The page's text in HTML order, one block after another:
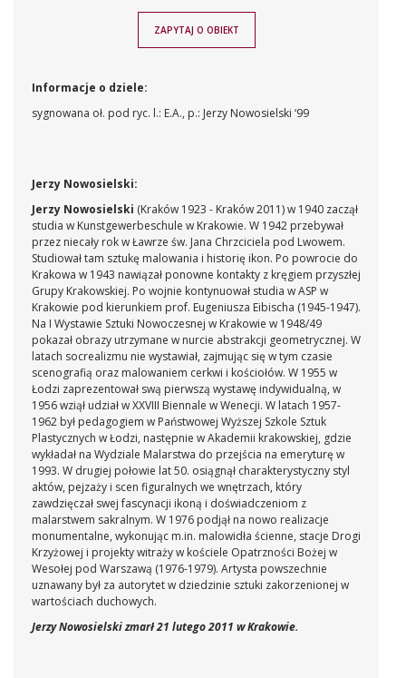
ZAPYTAJ O OBIEKT
Informacje o dziele:
sygnowana oł. pod ryc. l.: E.A., p.: Jerzy Nowosielski ‘99
Jerzy Nowosielski:
Jerzy Nowosielski (Kraków 1923 - Kraków 2011) w 1940 zaczął
studia w Kunstgewerbeschule w Krakowie. W 1942 przebywał
przez niecały rok w Ławrze św. Jana Chrzciciela pod Lwowem.
Studiował tam sztukę malowania i historię ikon. Po powrocie do
Krakowa w 1943 nawiązał ponowne kontakty z kręgiem przyszłej
Grupy Krakowskiej. Po wojnie kontynuował studia w ASP w
Krakowie pod kierunkiem prof. Eugeniusza Eibischa (1945-1947).
Na I Wystawie Sztuki Nowoczesnej w Krakowie w 1948/49
pokazał obrazy utrzymane w nurcie abstrakcji geometrycznej. W
latach socrealizmu nie wystawiał, zajmując się w tym czasie
scenografią oraz malowaniem cerkwi i kościołów. W 1955 w
Łodzi zaprezentował swą pierwszą wystawę indywidualną, w
1956 wziął udział w XXVIII Biennale w Wenecji. W latach 1957-
1962 był pedagogiem w Państwowej Wyższej Szkole Sztuk
Plastycznych w Łodzi, następnie w Akademii krakowskiej, gdzie
wykładał na Wydziale Malarstwa do przejścia na emeryturę w
1993. W drugiej połowie lat 50. osiągnął charakterystyczny styl
aktów, pejzaży i scen figuralnych we wnętrzach, który
zawdzięczał swej fascynacji ikoną i doświadczeniom z
malarstwem sakralnym. W 1976 podjął na nowo realizacje
monumentalne, wykonując m.in. malowidła ścienne, stacje Drogi
Krzyżowej i projekty witraży w kościele Opatrzności Bożej w
Wesołej pod Warszawą (1976-1979). Artysta powszechnie
uznawany był za autorytet w dziedzinie sztuki zakorzenionej w
wartościach duchowych.
Jerzy Nowosielski zmarł 21 lutego 2011 w Krakowie.